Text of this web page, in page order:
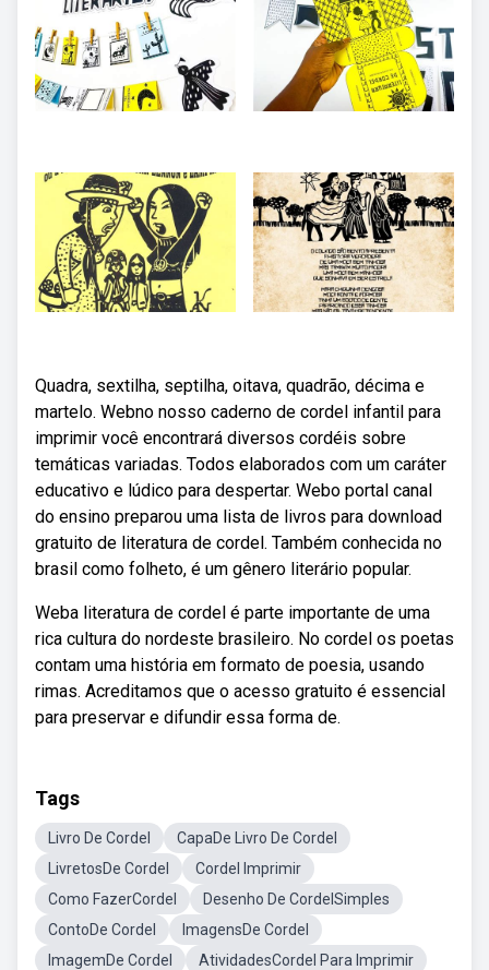
Quadra, sextilha, septilha, oitava, quadrão, décima e
martelo. Webno nosso caderno de cordel infantil para
imprimir você encontrará diversos cordéis sobre
temáticas variadas. Todos elaborados com um caráter
educativo e lúdico para despertar. Webo portal canal
do ensino preparou uma lista de livros para download
gratuito de literatura de cordel. Também conhecida no
brasil como folheto, é um gênero literário popular.
Weba literatura de cordel é parte importante de uma
rica cultura do nordeste brasileiro. No cordel os poetas
contam uma história em formato de poesia, usando
rimas. Acreditamos que o acesso gratuito é essencial
para preservar e difundir essa forma de.
Tags
Livro De Cordel
CapaDe Livro De Cordel
LivretosDe Cordel
Cordel Imprimir
Como FazerCordel
Desenho De CordelSimples
ContoDe Cordel
ImagensDe Cordel
ImagemDe Cordel
AtividadesCordel Para Imprimir